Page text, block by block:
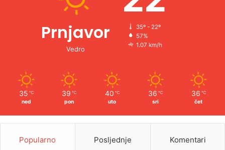
Prnjavor
Vedro
35º - 22º
57%
1.07 km/h
35 ℃
ned
39 ℃
pon
40 ℃
uto
36 ℃
sri
36 ℃
čet
Popularno Posljednje Komentari